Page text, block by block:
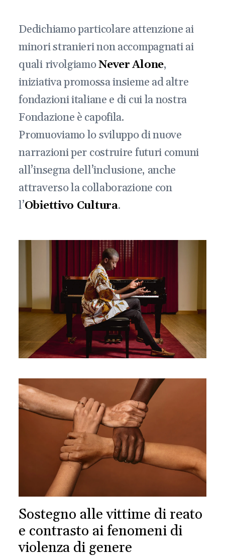
Dedichiamo particolare attenzione ai
minori stranieri non accompagnati ai
quali rivolgiamoNeverAlone,
iniziativa promossa insieme ad altre
fondazioni italiane e di cui la nostra
Fondazione è capofila.
Promuoviamo lo sviluppo di nuove
narrazioni per costruire futuri comuni
all’insegna dell’inclusione, anche
attraverso la collaborazione con
l’Obiettivo Cultura.
Sostegno alle vittime di reato
e contrasto ai fenomeni di
violenza di genere